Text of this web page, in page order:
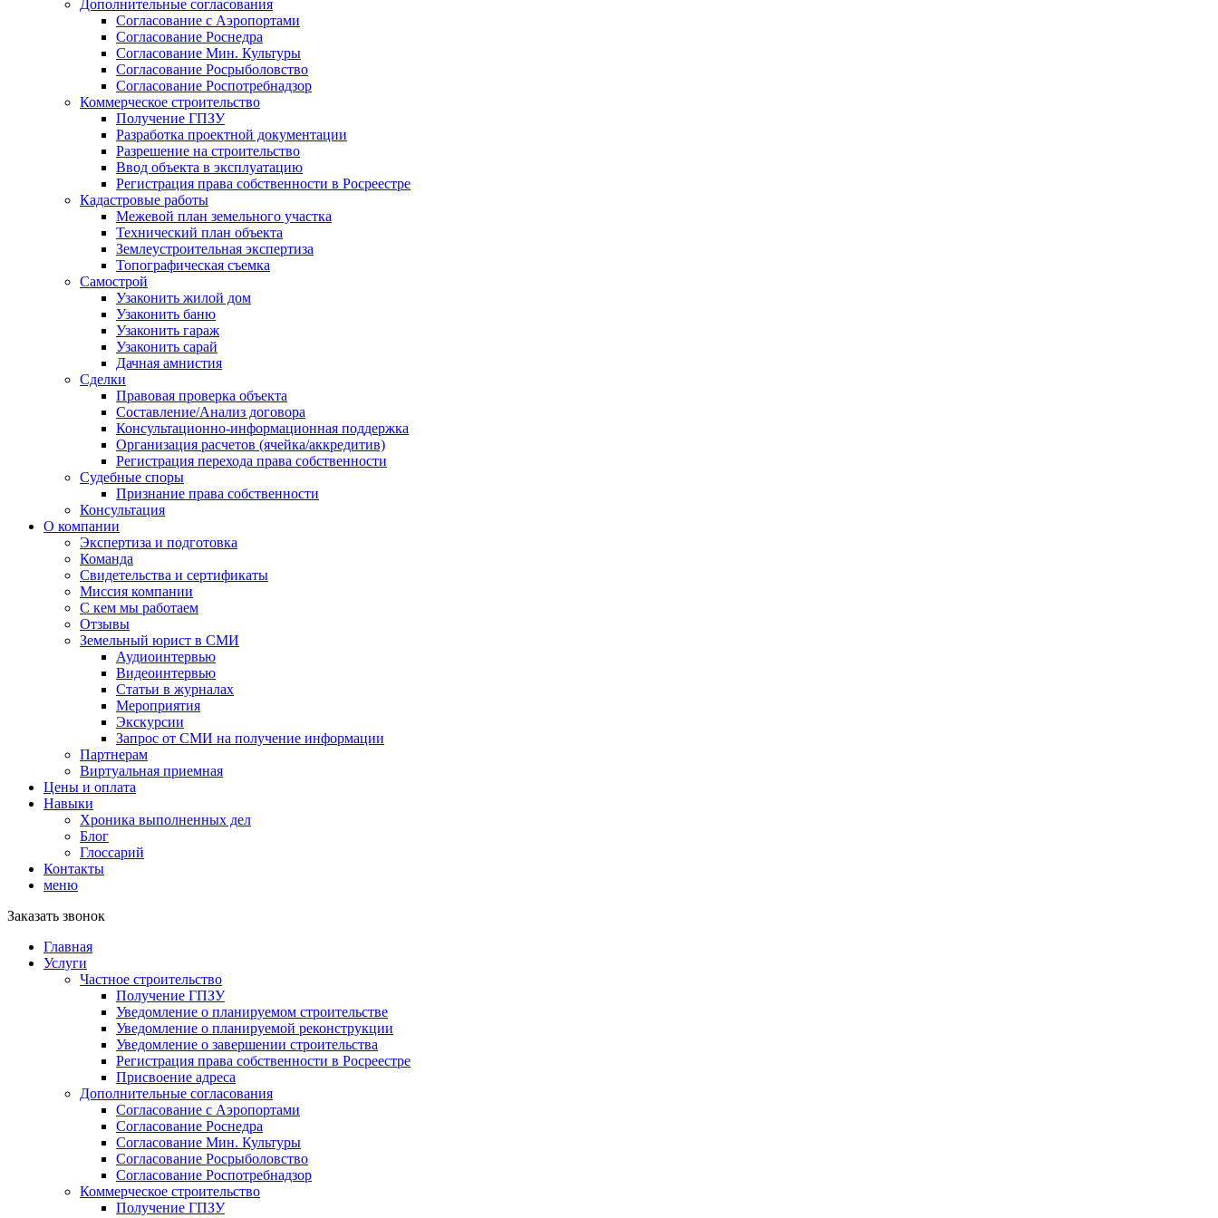
Дополнительные согласования
Согласование с Аэропортами
Согласование Роснедра
Согласование Мин. Культуры
Согласование Росрыболовство
Согласование Роспотребнадзор
Коммерческое строительство
Получение ГПЗУ
Разработка проектной документации
Разрешение на строительство
Ввод объекта в эксплуатацию
Регистрация права собственности в Росреестре
Кадастровые работы
Межевой план земельного участка
Технический план объекта
Землеустроительная экспертиза
Топографическая съемка
Самострой
Узаконить жилой дом
Узаконить баню
Узаконить гараж
Узаконить сарай
Дачная амнистия
Сделки
Правовая проверка объекта
Составление/Анализ договора
Консультационно-информационная поддержка
Организация расчетов (ячейка/аккредитив)
Регистрация перехода права собственности
Судебные споры
Признание права собственности
Консультация
О компании
Экспертиза и подготовка
Команда
Свидетельства и сертификаты
Миссия компании
С кем мы работаем
Отзывы
Земельный юрист в СМИ
Аудиоинтервью
Видеоинтервью
Статьи в журналах
Мероприятия
Экскурсии
Запрос от СМИ на получение информации
Партнерам
Виртуальная приемная
Цены и оплата
Навыки
Хроника выполненных дел
Блог
Глоссарий
Контакты
меню
Заказать звонок
Главная
Услуги
Частное строительство
Получение ГПЗУ
Уведомление о планируемом строительстве
Уведомление о планируемой реконструкции
Уведомление о завершении строительства
Регистрация права собственности в Росреестре
Присвоение адреса
Дополнительные согласования
Согласование с Аэропортами
Согласование Роснедра
Согласование Мин. Культуры
Согласование Росрыболовство
Согласование Роспотребнадзор
Коммерческое строительство
Получение ГПЗУ